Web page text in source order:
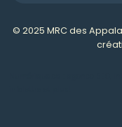
© 2025 MRC des